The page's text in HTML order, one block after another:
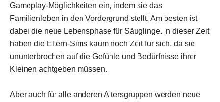
Gameplay-Möglichkeiten ein, indem sie das
Familienleben in den Vordergrund stellt. Am besten ist
dabei die neue Lebensphase für Säuglinge. In dieser Zeit
haben die Eltern-Sims kaum noch Zeit für sich, da sie
ununterbrochen auf die Gefühle und Bedürfnisse ihrer
Kleinen achtgeben müssen.
Aber auch für alle anderen Altersgruppen werden neue